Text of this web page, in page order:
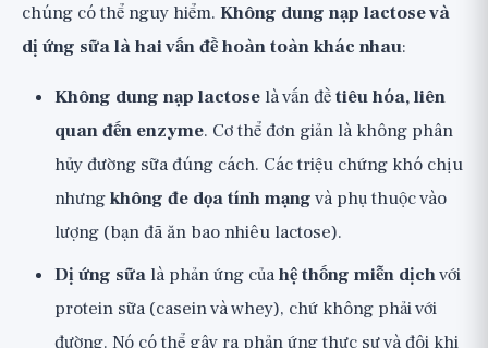
chúng có thể nguy hiểm. Không dung nạp lactose và
dị ứng sữa là hai vấn đề hoàn toàn khác nhau:
Không dung nạp lactose là vấn đềtiêu hóa, liên
quan đến enzyme. Cơ thể đơn giản là không phân
hủy đường sữa đúng cách. Các triệu chứng khó chịu
nhưngkhông đe dọa tính mạngvà phụ thuộc vào
lượng (bạn đã ăn bao nhiêu lactose).
Dị ứng sữa là phản ứng củahệ thống miễn dịchvới
protein sữa (casein và whey), chứ không phải với
đường. Nó có thể gây ra phản ứng thực sự và đôi khi